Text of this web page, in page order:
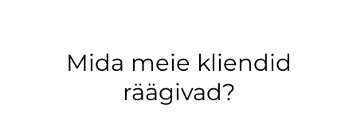
Mida meie kliendid
räägivad?